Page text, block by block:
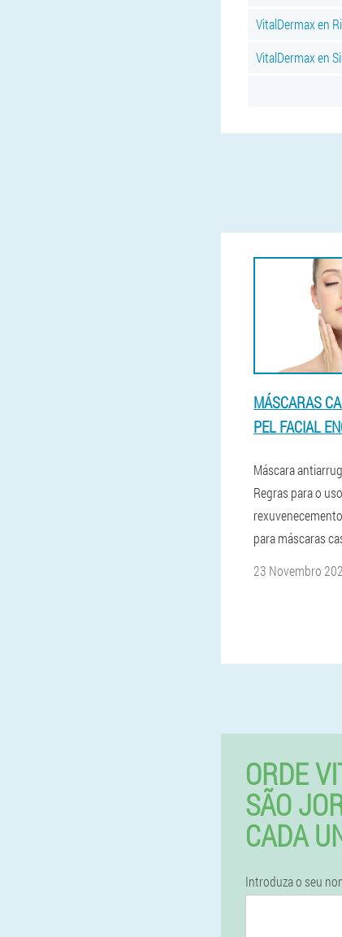
VitalDermax en
VitalDermax en
MÁSCARAS
PEL FACIAL
Máscara
Regras para o
para máscaras
23 Novembro
ORDE
SÃO
CADA
Introduza o seu